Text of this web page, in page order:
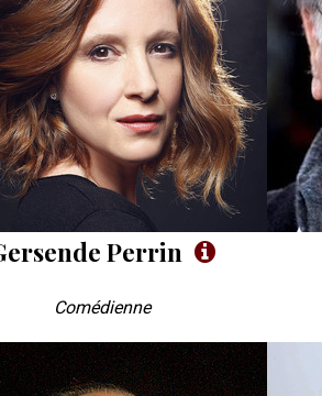
Perrin
Comédienne